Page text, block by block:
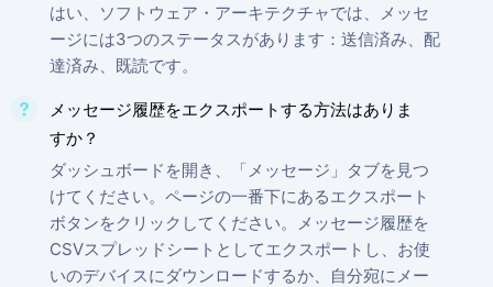
はい、ソフトウェア・アーキテクチャでは、メッセ
ージには3つのステータスがあります：送信済み、配
達済み、既読です。
メッセージ履歴をエクスポートする方法はありま
すか？
ダッシュボードを開き、「メッセージ」タブを見つ
けてください。ページの一番下にあるエクスポート
ボタンをクリックしてください。メッセージ履歴を
CSVスプレッドシートとしてエクスポートし、お使
いのデバイスにダウンロードするか、自分宛にメー